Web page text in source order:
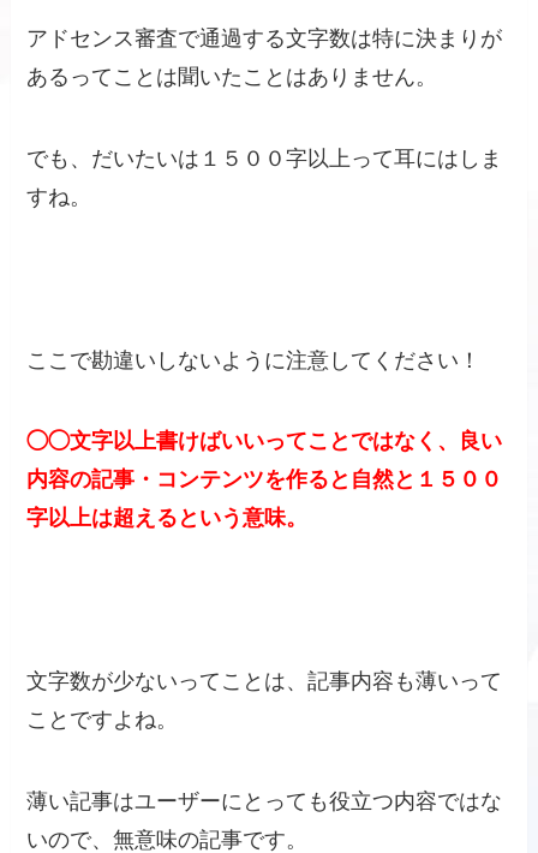
アドセンス審査で通過する文字数は特に決まりが
あるってことは聞いたことはありません。
でも、だいたいは１５００字以上って耳にはしま
すね。
ここで勘違いしないように注意してください！
◯◯文字以上書けばいいってことではなく、良い
内容の記事・コンテンツを作ると自然と１５００
字以上は超えるという意味。
文字数が少ないってことは、記事内容も薄いって
ことですよね。
薄い記事はユーザーにとっても役立つ内容ではな
いので、無意味の記事です。